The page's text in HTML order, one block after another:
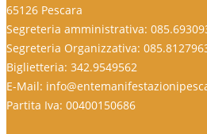
65126 Pescara
Segreteria amministrativa:
Segreteria Organizzativa:
Biglietteria: 342.9549562
E-Mail:
Partita Iva: 00400150686